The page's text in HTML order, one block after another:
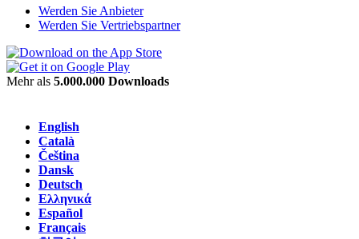
Werden Sie Anbieter
Werden Sie Vertriebspartner
Mehr als 5.000.000 Downloads
English
Català
Čeština
Dansk
Deutsch
Ελληνικά
Español
Français